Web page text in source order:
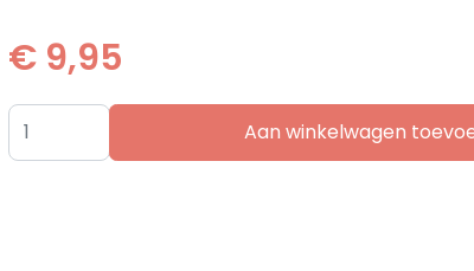
€ 9,95
Aan winkelwagen